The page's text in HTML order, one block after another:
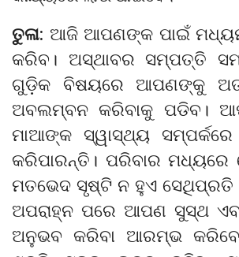
ତୁଳା: ଆଜି ଆପଣଙ୍କ ପାଇଁ
କରିବ। ଅସ୍ଥାବର ସମ୍ପତ୍ତି
ଗୁଡ଼ିକ ବିଷୟରେ ଆପଣଙ୍କୁ
ଅବଲମ୍ବନ କରିବାକୁ ପଡିବ।
ମାଆଙ୍କ ସ୍ୱାସ୍ଥ୍ୟ
କରିପାରନ୍ତି। ପରିବାର
ମତଭେଦ ସୃଷ୍ଟି ନ ହୁଏ ସେଥିପ୍ରତି
ଅପରାହ୍ନ ପରେ ଆପଣ ସୁସ୍ଥ
ଅନୁଭବ କରିବା ଆରମ୍ଭ